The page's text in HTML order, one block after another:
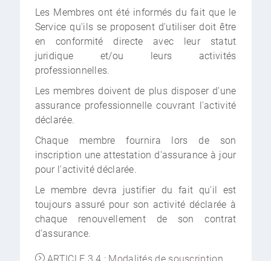
Les Membres ont été informés du fait que le
Service qu'ils se proposent d'utiliser doit être
en conformité directe avec leur statut
juridique et/ou leurs activités
professionnelles.
Les membres doivent de plus disposer d'une
assurance professionnelle couvrant l'activité
déclarée.
Chaque membre fournira lors de son
inscription une attestation d'assurance à jour
pour l'activité déclarée.
Le membre devra justifier du fait qu'il est
toujours assuré pour son activité déclarée à
chaque renouvellement de son contrat
d'assurance.